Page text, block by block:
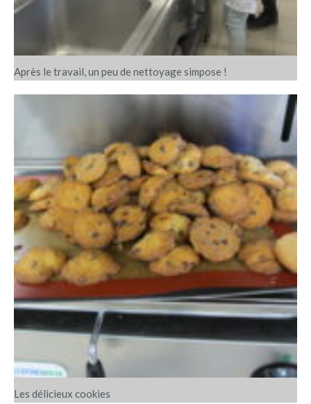
Après le travail, un peu de nettoyage simpose !
Les délicieux cookies